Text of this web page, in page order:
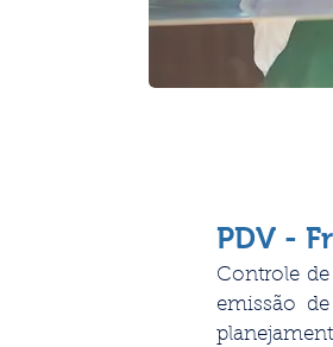
PDV -
Controle
emissão